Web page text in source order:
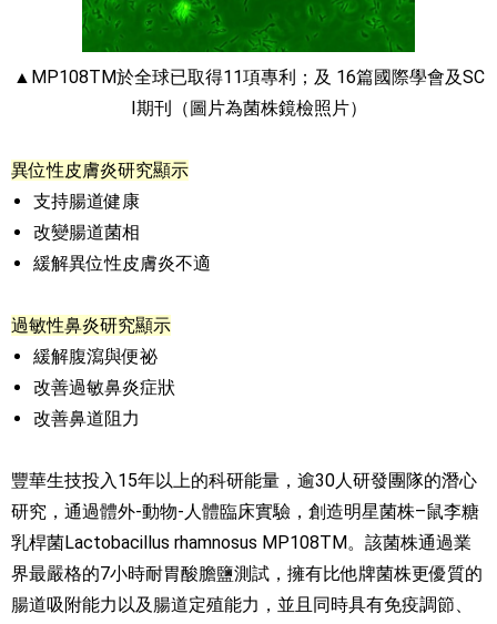
▲MP108TM於全球已取得11項專利；及 16篇國際學會及SC
I期刊（圖片為菌株鏡檢照片）
異位性皮膚炎研究顯示
支持腸道健康
改變腸道菌相
緩解異位性皮膚炎不適
過敏性鼻炎研究顯示
緩解腹瀉與便祕
改善過敏鼻炎症狀
改善鼻道阻力
豐華生技投入15年以上的科研能量，逾30人研發團隊的潛心
研究，通過體外-動物-人體臨床實驗，創造明星菌株–鼠李糖
乳桿菌Lactobacillus rhamnosus MP108TM。該菌株通過業
界最嚴格的7小時耐胃酸膽鹽測試，擁有比他牌菌株更優質的
腸道吸附能力以及腸道定殖能力，並且同時具有免疫調節、